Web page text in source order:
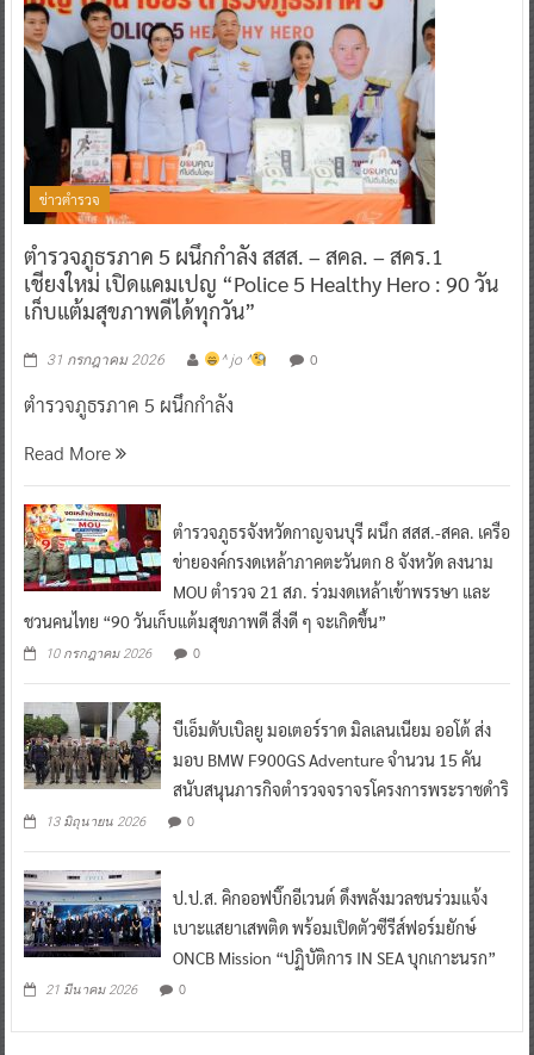
ข่าวตำรวจ
ตำรวจภูธรภาค 5 ผนึกกำลัง สสส. – สคล. – สคร.1
เชียงใหม่ เปิดแคมเปญ “Police 5 Healthy Hero : 90 วัน
เก็บแต้มสุขภาพดีได้ทุกวัน”
31 กรกฎาคม 2026 ^ jo ^ 0
ตำรวจภูธรภาค 5 ผนึกกำลัง
Read More
ตำรวจภูธรจังหวัดกาญจนบุรี ผนึก สสส.-สคล. เครือ
ข่ายองค์กรงดเหล้าภาคตะวันตก 8 จังหวัด ลงนาม
MOU ตำรวจ 21 สภ. ร่วมงดเหล้าเข้าพรรษา และ
ชวนคนไทย “90 วันเก็บแต้มสุขภาพดี สิ่งดี ๆ จะเกิดขึ้น”
10 กรกฎาคม 2026 0
บีเอ็มดับเบิลยู มอเตอร์ราด มิลเลนเนียม ออโต้ ส่ง
มอบ BMW F900GS Adventure จำนวน 15 คัน
สนับสนุนภารกิจตำรวจจราจรโครงการพระราชดำริ
13 มิถุนายน 2026 0
ป.ป.ส. คิกออฟบิ๊กอีเวนต์ ดึงพลังมวลชนร่วมแจ้ง
เบาะแสยาเสพติด พร้อมเปิดตัวซีรีส์ฟอร์มยักษ์
ONCB Mission “ปฏิบัติการ IN SEA บุกเกาะนรก”
21 มีนาคม 2026 0